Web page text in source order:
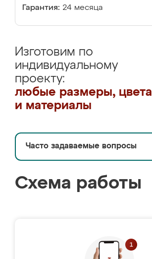
Гарантия: 24 месяца
Изготовим по
индивидуальному
проекту:
любые размеры, цвета
и материалы
Часто задаваемые вопросы
Схема работы